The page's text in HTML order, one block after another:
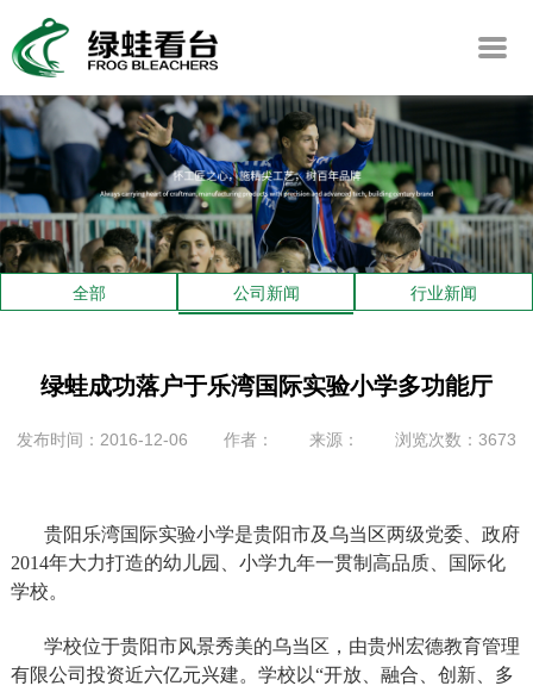
全部 公司新闻 行业新闻
绿蛙成功落户于乐湾国际实验小学多功能厅
发布时间：2016-12-06 作者： 来源： 浏览次数：3673
贵阳乐湾国际实验小学是贵阳市及乌当区两级党委、政府
2014年大力打造的幼儿园、小学九年一贯制高品质、国际化
学校。
学校位于贵阳市风景秀美的乌当区，由贵州宏德教育管理
有限公司投资近六亿元兴建。学校以“开放、融合、创新、多